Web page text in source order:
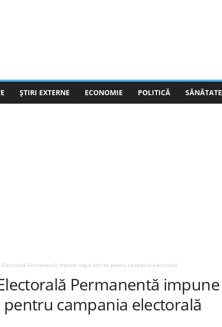
ȘTIRI EXTERNE ECONOMIE POLITICĂ SĂNĂTATE
Permanentă impune reguli stricte pentru campania electorală
Permanentă impune
campania electorală